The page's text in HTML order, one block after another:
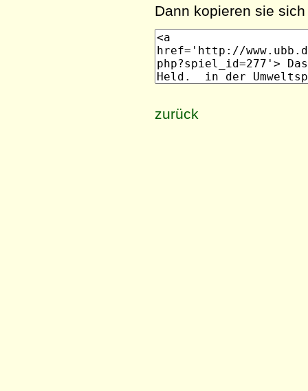
Dann kopieren sie
zurück